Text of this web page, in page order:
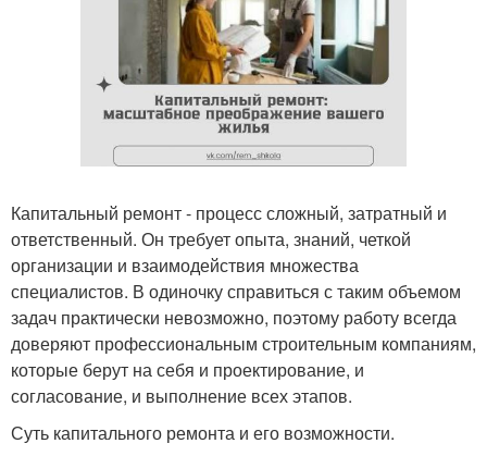
Капитальный ремонт - процесс сложный, затратный и
ответственный. Он требует опыта, знаний, четкой
организации и взаимодействия множества
специалистов. В одиночку справиться с таким объемом
задач практически невозможно, поэтому работу всегда
доверяют профессиональным строительным компаниям,
которые берут на себя и проектирование, и
согласование, и выполнение всех этапов.
Суть капитального ремонта и его возможности.